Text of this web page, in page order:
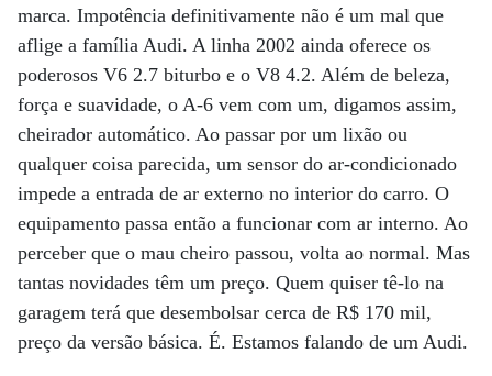
marca. Impotência definitivamente não é um mal que
aflige a família Audi. A linha 2002 ainda oferece os
poderosos V6 2.7 biturbo e o V8 4.2. Além de beleza,
força e suavidade, o A-6 vem com um, digamos assim,
cheirador automático. Ao passar por um lixão ou
qualquer coisa parecida, um sensor do ar-condicionado
impede a entrada de ar externo no interior do carro. O
equipamento passa então a funcionar com ar interno. Ao
perceber que o mau cheiro passou, volta ao normal. Mas
tantas novidades têm um preço. Quem quiser tê-lo na
garagem terá que desembolsar cerca de R$ 170 mil,
preço da versão básica. É. Estamos falando de um Audi.